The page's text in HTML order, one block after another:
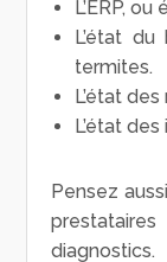
L’ERP,
L’état
termites.
L’état
L’état
Pensez